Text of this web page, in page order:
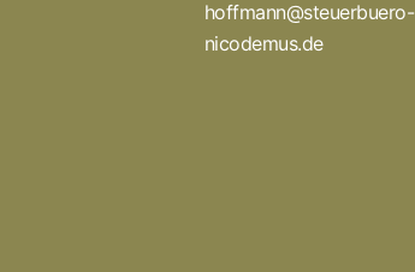
hoffmann@steuerbuero-
nicodemus.de